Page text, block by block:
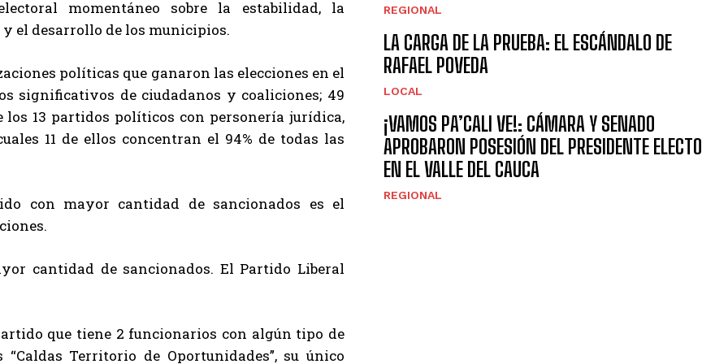
momentáneo sobre la estabilidad, la
el desarrollo de los municipios.
políticas que ganaron las elecciones en el
significativos de ciudadanos y coaliciones; 49
13 partidos políticos con personería jurídica,
11 de ellos concentran el 94% de todas las
con mayor cantidad de sancionados es el
cantidad de sancionados. El Partido Liberal
que tiene 2 funcionarios con algún tipo de
Territorio de Oportunidades”, su único
REGIONAL
LA CARGA DE LA PRUEBA: EL ESCÁNDALO DE
RAFAEL POVEDA
LOCAL
¡VAMOS PA’CALI VE!: CÁMARA Y SENADO
APROBARON POSESIÓN DEL PRESIDENTE ELECTO
EN EL VALLE DEL CAUCA
REGIONAL